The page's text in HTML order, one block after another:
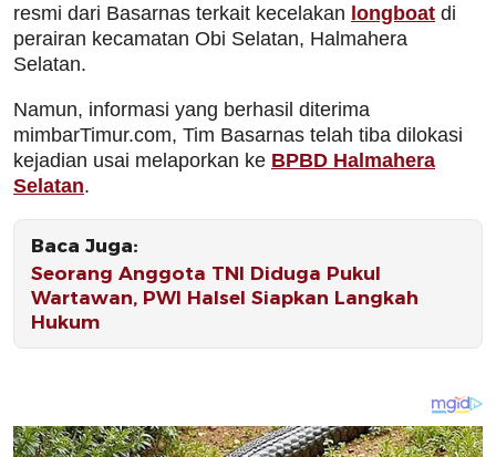
resmi dari Basarnas terkait kecelakan longboat di
perairan kecamatan Obi Selatan, Halmahera
Selatan.
Namun, informasi yang berhasil diterima
mimbarTimur.com, Tim Basarnas telah tiba dilokasi
kejadian usai melaporkan ke BPBD Halmahera
Selatan.
Baca Juga:
Seorang Anggota TNI Diduga Pukul
Wartawan, PWI Halsel Siapkan Langkah
Hukum